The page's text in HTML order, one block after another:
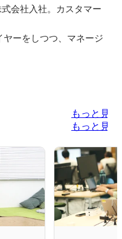
会社入社。カスタマー
ーをしつつ、マネージ
もっと見る
もっと見る